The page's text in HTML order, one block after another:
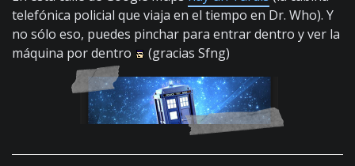
telefónica policial que viaja en el tiempo en Dr. Who). Y
no sólo eso, puedes pinchar para entrar dentro y ver la
máquina por dentro
(gracias Sfng)